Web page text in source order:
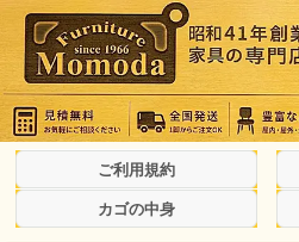
ご利用規約
カゴの中身